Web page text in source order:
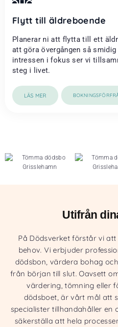
Flytt till äldreboende
Planerar ni att flytta till ett
att göra övergången så
intressen i fokus ser vi
steg i livet.
LÄS MER
Utifrån
På Dödsverket förstår vi
behov. Vi erbjuder
dödsbon, värdera bohag
från början till slut. Oavsett
värdering, tömning eller
dödsboet, är vårt mål att
specialister tillhandahåller
säkerställa att hela